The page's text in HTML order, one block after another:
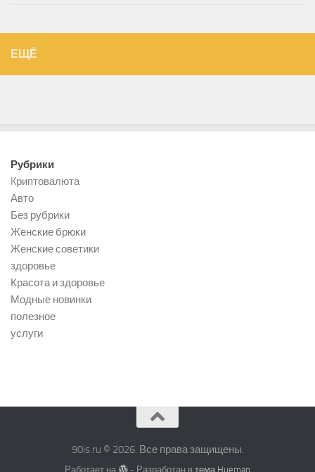
ЕЩЁ
Рубрики
Kриптовалюта
Авто
Без рубрики
Женские брюки
Женские советики
здоровье
Красота и здоровье
Модные новинки
полезное
услуги
90is.ru © 2026. Все права защищены.
Работает на - Разработан в тема Hueman